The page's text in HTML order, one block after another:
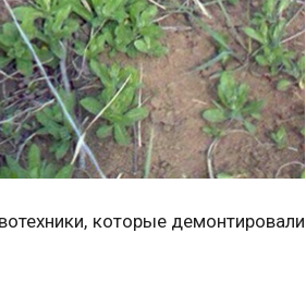
которые демонтировали